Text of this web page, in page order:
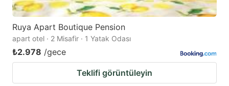
Ruya Apart Boutique Pension
apart otel · 2 Misafir · 1 Yatak Odası
₺2.978 /gece
Teklifi görüntüleyin